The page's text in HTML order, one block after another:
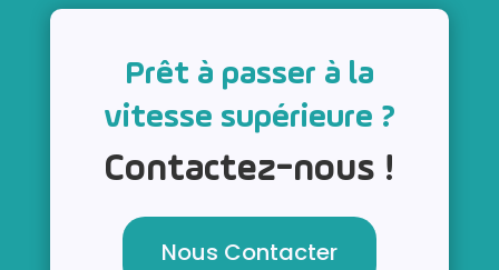
Prêt à passer à la
vitesse supérieure ?
Contactez-nous !
Nous Contacter